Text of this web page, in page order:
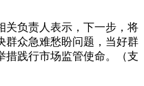
关负责人表示，下一步，将
群众急难愁盼问题，当好群
措践行市场监管使命。（支